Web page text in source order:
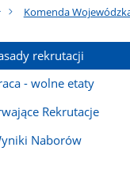
Komenda
rekrutacji
- wolne etaty
Rekrutacje
Naborów